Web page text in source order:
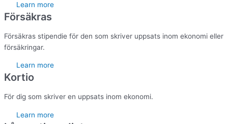
Learn more
Försäkras
Försäkras stipendie för den som skriver uppsats inom ekonomi eller
försäkringar.
Learn more
Kortio
För dig som skriver en uppsats inom ekonomi.
Learn more